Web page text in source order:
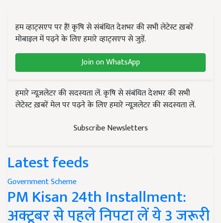
हम व्हाट्सएप पर हैं! कृषि से संबंधित देशभर की सभी लेटेस्ट ख़बरें
मोबाइल में पढ़ने के लिए हमारे व्हाट्सएप से जुड़ें.
Join on WhatsApp
हमारे न्यूज़लेटर की सदस्यता लें. कृषि से संबंधित देशभर की सभी
लेटेस्ट ख़बरें मेल पर पढ़ने के लिए हमारे न्यूज़लेटर की सदस्यता लें.
Subscribe Newsletters
Latest feeds
Government Scheme
PM Kisan 24th Installment:
अक्टूबर से पहले निपटा लें ये 3 जरूरी